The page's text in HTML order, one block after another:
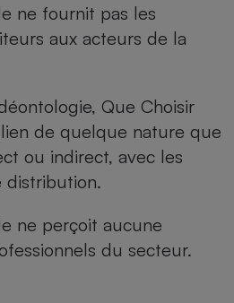
ne fournit pas les
aux acteurs de la
Que Choisir
lien de quelque nature que
ou indirect, avec les
distribution.
ne perçoit aucune
du secteur.